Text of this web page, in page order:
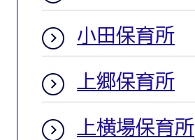
小田保育所
上郷保育所
上横場保育所